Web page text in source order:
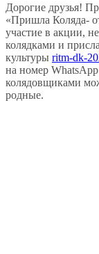
Дорогие друзья!
«Пришла Коляда-
участие в акции,
колядками и
культуры ritm-dk-
на номер
колядовщиками
родные.